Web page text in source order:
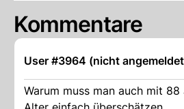
Kommentare
User #3964 (nicht
Warum muss man auch mit